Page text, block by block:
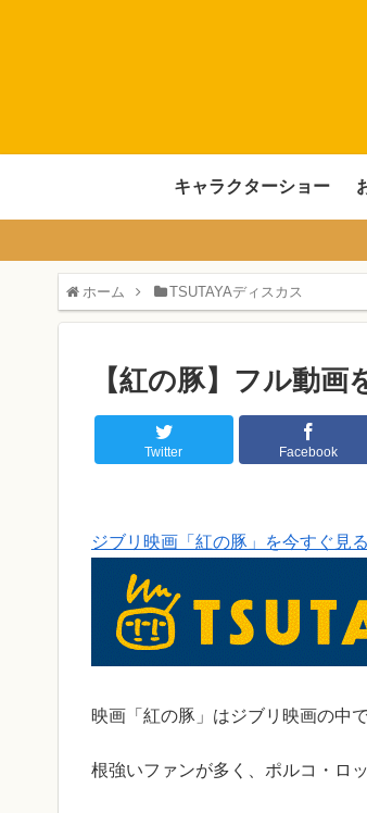
キャラクターショー
ホーム TSUTAYAディスカス
【紅の豚】フル動
Twitter Facebook
ジブリ映画「紅の豚」を今すぐ見
映画「紅の豚」はジブリ映画の中
根強いファンが多く、ポルコ・ロ